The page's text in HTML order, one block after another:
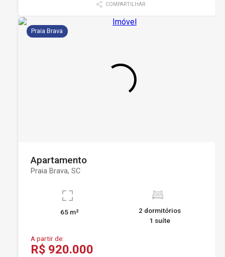
COMPARTILHAR
Praia Brava
Apartamento
Praia Brava, SC
65 m²
2 dormitórios
1 suíte
A partir de:
R$ 920.000